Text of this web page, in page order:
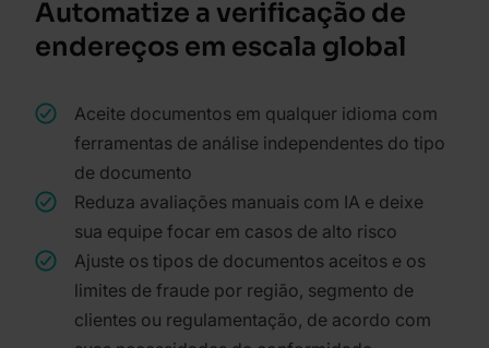
Automatize a verificação de
endereços em escala global
Aceite documentos em qualquer idioma com
ferramentas de análise independentes do tipo
de documento
Reduza avaliações manuais com IA e deixe
sua equipe focar em casos de alto risco
Ajuste os tipos de documentos aceitos e os
limites de fraude por região, segmento de
clientes ou regulamentação, de acordo com